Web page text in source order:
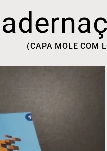
(CAPA MOLE COM